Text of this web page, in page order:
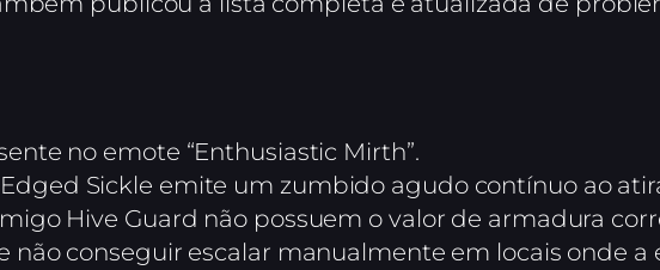
no emote “Enthusiastic Mirth”.
Sickle emite um zumbido agudo contínuo ao
Hive Guard não possuem o valor de armadura
não conseguir escalar manualmente em locais onde a